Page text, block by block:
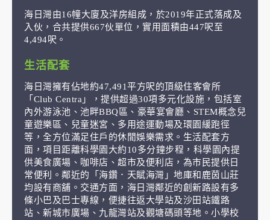
海日灣由16幢大廈及洋房組成，於2019年正式落成及
入伙，合共提供667伙單位，實用面積由447呎至
4,494呎。
生活配套
海日灣擁有佔地約47,491平方呎的頂級住客會所
「Club Centra」，提供超過30項多元化設施，包括室
內外游泳池、池畔BBQ區、豪華宴會廳、STEM概念兒
童遊樂區、兒童迷宮、多用途運動場及環園緩跑徑
等，全方位滿足住戶的休閒娛樂需求。生活配套方
面，項目距離科學園大約10多分鐘步程，科學園內提
供美食廣場、咖啡店、超市及便利店，為市民提供日
常便利。鄰近的「海鑽．天賦海灣」地庫和鹿茵山莊
均設有商舖。交通方面，海日灣鄰近的創新路設有多
條小巴及巴士專線，便捷往返大學站及沙田站鐵路
站、新城市廣場、九龍灣站及觀塘碼頭等地。小學校